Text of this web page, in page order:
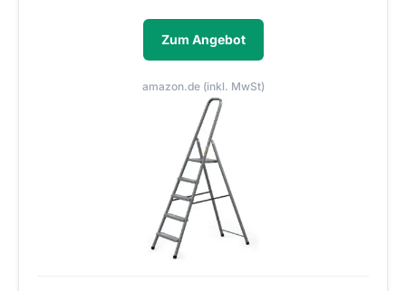
Zum Angebot
amazon.de (inkl. MwSt)